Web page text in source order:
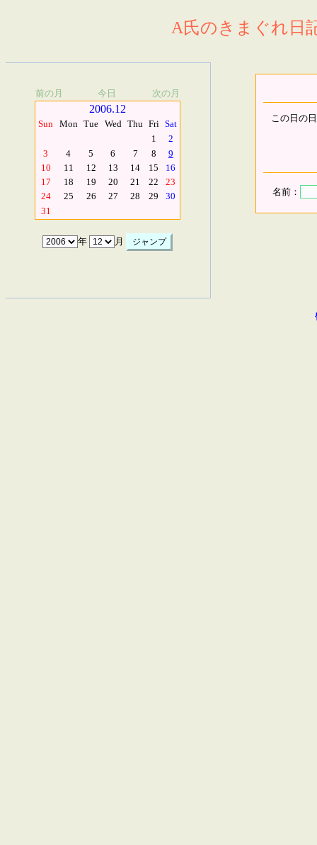
A氏のきまぐれ日
前の月 今日 次の月
2006.12
Sun Mon Tue Wed Thu Fri Sat
1
2
3
4 5 6 7 8
9
10
11 12 13 14 15
16
17
18 19 20 21 22
23
24
25 26 27 28 29
30
31
年 月
この日の
名前：